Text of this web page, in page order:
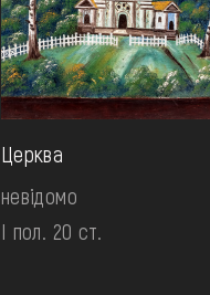
Церква
невідомо
І пол. 20 ст.